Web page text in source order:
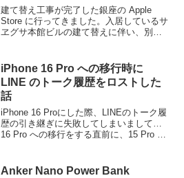
建て替え工事が完了した銀座の Apple
Store に行ってきました。入居しているサ
ヱグサ本館ビルの建て替えに伴い、別の
です。仮店舗のほうは非常にシンプルな
作りで...
iPhone 16 Pro への移行時に
LINE のトーク履歴をロストした
話
iPhone 16 Proにした際、LINEのトーク履
歴の引き継ぎに失敗してしまいまして…
16 Pro への移行をする直前に、15 Pro の
そしていざ...
Anker Nano Power Bank